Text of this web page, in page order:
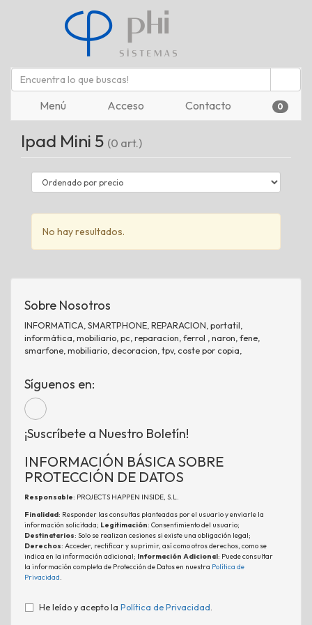
Menú Acceso Contacto 0
Ipad Mini 5 (0 art.)
No hay resultados.
Sobre Nosotros
INFORMATICA, SMARTPHONE, REPARACION, portatil,
informática, mobiliario, pc, reparacion, ferrol , naron, fene,
smarfone, mobiliario, decoracion, tpv, coste por copia,
Síguenos en:
¡Suscríbete a Nuestro Boletín!
INFORMACIÓN BÁSICA SOBRE
PROTECCIÓN DE DATOS
Responsable: PROJECTS HAPPEN INSIDE, S.L.
Finalidad: Responder las consultas planteadas por el usuario y enviarle la
información solicitada; Legitimación: Consentimiento del usuario;
Destinatarios: Solo se realizan cesiones si existe una obligación legal;
Derechos: Acceder, rectificar y suprimir, así como otros derechos, como se
indica en la información adicional; Información Adicional: Puede consultar
la información completa de Protección de Datos en nuestra Política de
Privacidad.
He leído y acepto la Política de Privacidad